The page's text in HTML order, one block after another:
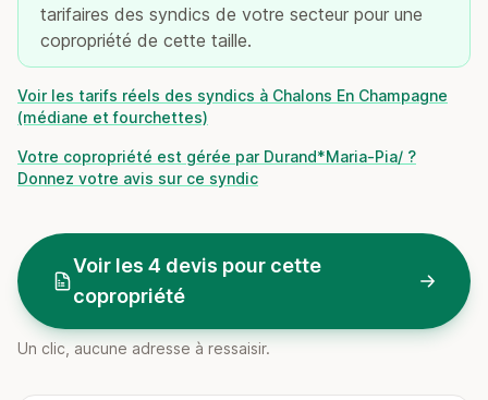
tarifaires des syndics de votre secteur pour une
copropriété de cette taille.
Voir les tarifs réels des syndics à Chalons En Champagne
(médiane et fourchettes)
Votre copropriété est gérée par Durand*Maria-Pia/ ?
Donnez votre avis sur ce syndic
Voir les 4 devis pour cette
copropriété
Un clic, aucune adresse à ressaisir.